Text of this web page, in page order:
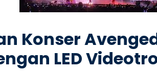
Konser
LED